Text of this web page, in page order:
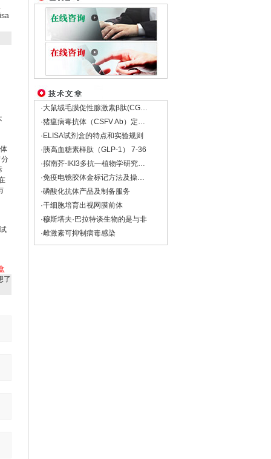
了
·大鼠绒毛膜促性腺激素β肽(CGβ)Elisa试剂盒
·猪瘟病毒抗体（CSFV Ab）定量检测试剂盒
·ELISA试剂盒的特点和实验规则
·胰高血糖素样肽（GLP-1） 7-36
·拟南芥-IKI3多抗―植物学研究的重要工具
·免疫电镜胶体金标记方法及操做（仅供参考）
·磷酸化抗体产品及制备服务
·干细胞培育出视网膜前体
·穆斯塔夫·巴拉特谈生物的是与非
·雌激素可抑制病毒感染